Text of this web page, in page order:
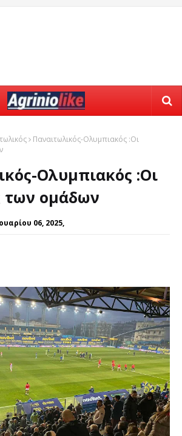
Παναιτωλικός-Ολυμπιακός :Οι
Ολυμπιακός :Οι
των ομάδων
06, 2025,